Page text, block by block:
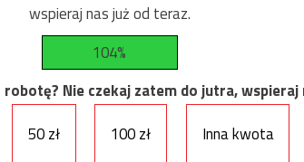
wspieraj nas już od teraz.
104%
Nie czekaj zatem do jutra, wspieraj
50 zł 100 zł
Inna kwota